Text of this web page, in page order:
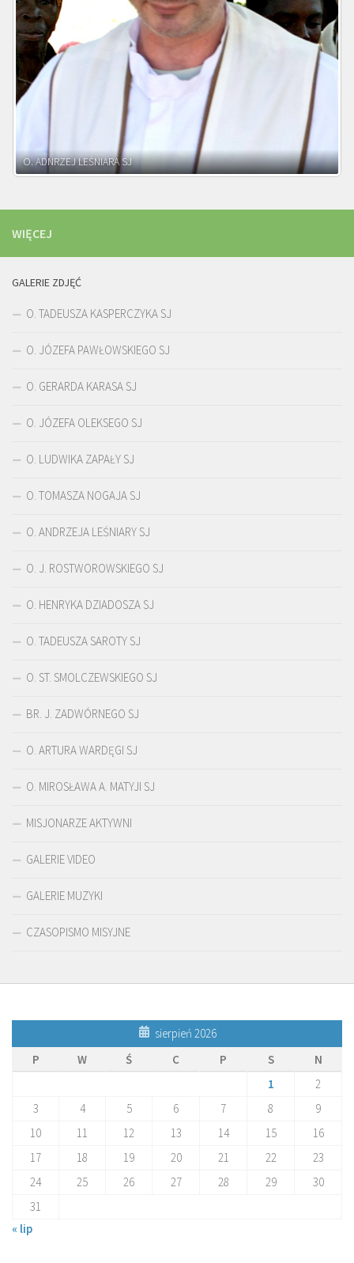
WIĘCEJ
GALERIE ZDJĘĆ
O. TADEUSZA KASPERCZYKA SJ
O. JÓZEFA PAWŁOWSKIEGO SJ
O. GERARDA KARASA SJ
O. JÓZEFA OLEKSEGO SJ
O. LUDWIKA ZAPAŁY SJ
O. TOMASZA NOGAJA SJ
O. ANDRZEJA LEŚNIARY SJ
O. J. ROSTWOROWSKIEGO SJ
O. HENRYKA DZIADOSZA SJ
O. TADEUSZA SAROTY SJ
O. ST. SMOLCZEWSKIEGO SJ
BR. J. ZADWÓRNEGO SJ
O. ARTURA WARDĘGI SJ
O. MIROSŁAWA A. MATYJI SJ
MISJONARZE AKTYWNI
GALERIE VIDEO
GALERIE MUZYKI
CZASOPISMO MISYJNE
sierpień 2026
P
W Ś C P S
N
1
2
3
4 5 6 7 8
9
10
11 12 13 14 15
16
17
18 19 20 21 22
23
24
25 26 27 28 29
30
31
« lip